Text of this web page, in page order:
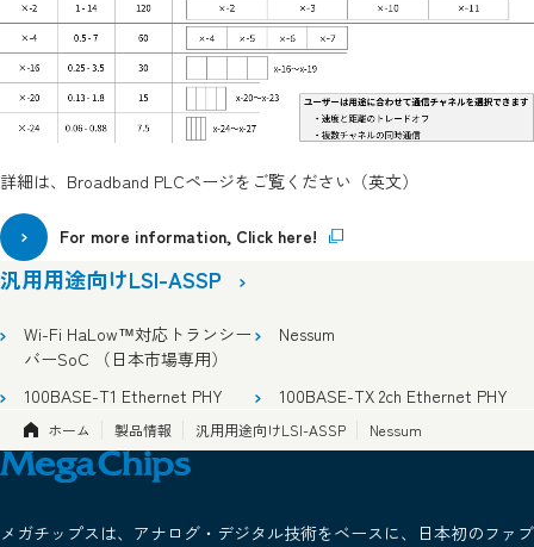
詳細は、Broadband PLCページをご覧ください（英文）
For more information, Click here!
汎用用途向けLSI-ASSP
Wi-Fi HaLow™対応トランシー
バーSoC （日本市場専用）
Nessum
100BASE-T1 Ethernet PHY 100BASE-TX 2ch Ethernet PHY
ホーム 製品情報 汎用用途向けLSI-ASSP Nessum
メガチップスは、アナログ・デジタル技術をベースに、日本初のファブ